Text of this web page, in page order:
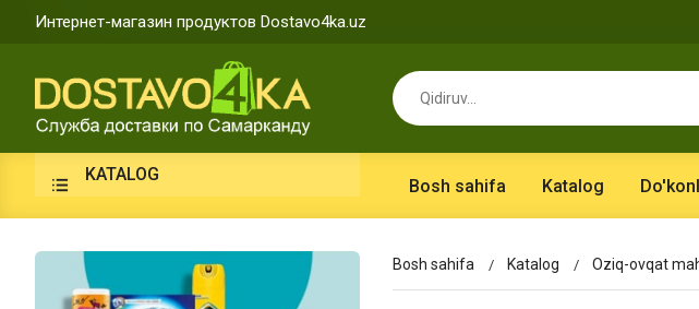
Интернет-магазин продуктов Dostavo4ka.uz
KATALOG
Bosh sahifa Katalog
Bosh sahifa Katalog Oziq-ovqat